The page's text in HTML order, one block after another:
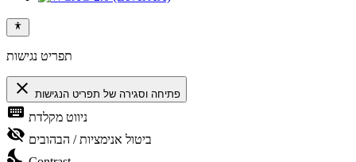
תפריט נגישות
close פתיחה וסגירה של תפריט הנגישות
keyboard ניווט מקלדת
visibility_off ביטול אנימציות / הבהובים
nights_stay